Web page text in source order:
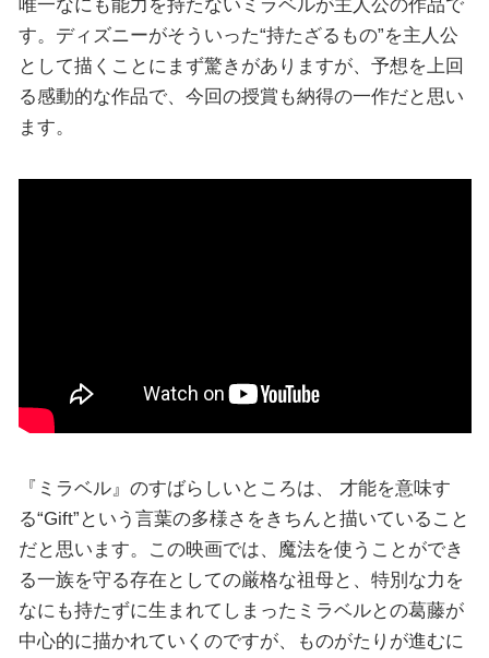
唯一なにも能力を持たないミラベルが主人公の作品で
す。ディズニーがそういった“持たざるもの”を主人公
として描くことにまず驚きがありますが、予想を上回
る感動的な作品で、今回の授賞も納得の一作だと思い
ます。
『ミラベル』のすばらしいところは、 才能を意味す
る“Gift”という言葉の多様さをきちんと描いていること
だと思います。この映画では、魔法を使うことができ
る一族を守る存在としての厳格な祖母と、特別な力を
なにも持たずに生まれてしまったミラベルとの葛藤が
中心的に描かれていくのですが、ものがたりが進むに